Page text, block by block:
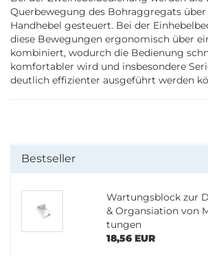
Querbewegung des Bohraggregats über
Handhebel gesteuert. Bei der
diese Bewegungen ergonomisch über
kombiniert, wodurch die Bedienung
komfortabler wird und insbesondere
deutlich effizienter ausgeführt werden
Bestseller
War­tungs­block zur
& Or­gansia­ti­on von
tun­gen
18,56 EUR